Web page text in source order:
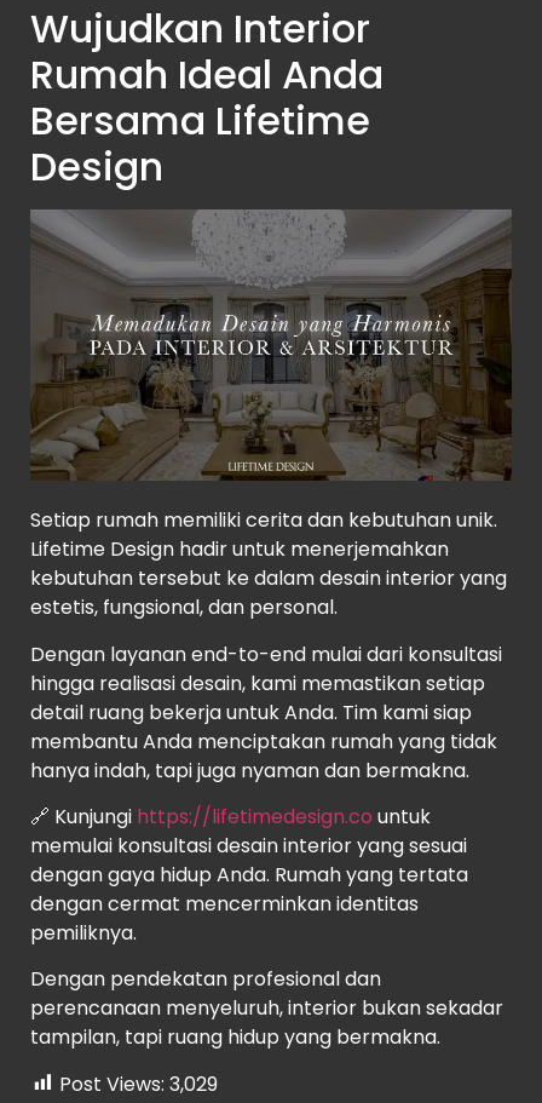
Wujudkan Interior
Rumah Ideal Anda
Bersama Lifetime
Design
Setiap rumah memiliki cerita dan kebutuhan unik.
Lifetime Design hadir untuk menerjemahkan
kebutuhan tersebut ke dalam desain interior yang
estetis, fungsional, dan personal.
Dengan layanan end-to-end mulai dari konsultasi
hingga realisasi desain, kami memastikan setiap
detail ruang bekerja untuk Anda. Tim kami siap
membantu Anda menciptakan rumah yang tidak
hanya indah, tapi juga nyaman dan bermakna.
🔗 Kunjungi https://lifetimedesign.co untuk
memulai konsultasi desain interior yang sesuai
dengan gaya hidup Anda. Rumah yang tertata
dengan cermat mencerminkan identitas
pemiliknya.
Dengan pendekatan profesional dan
perencanaan menyeluruh, interior bukan sekadar
tampilan, tapi ruang hidup yang bermakna.
Post Views: 3,029